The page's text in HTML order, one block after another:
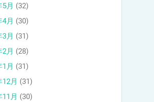
5月 (32)
4月 (30)
3月 (31)
2月 (28)
1月 (31)
12月 (31)
11月 (30)